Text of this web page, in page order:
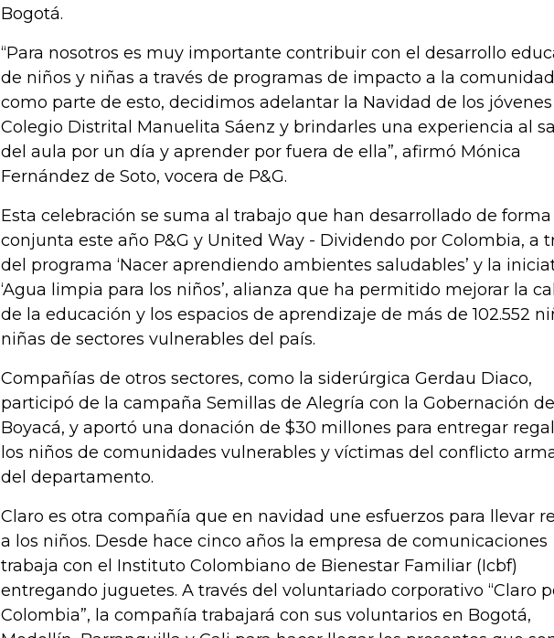
Bogotá.
“Para nosotros es muy importante contribuir con el desarrollo
de niños y niñas a través de programas de impacto a la
como parte de esto, decidimos adelantar la Navidad de los
Colegio Distrital Manuelita Sáenz y brindarles una experiencia al
del aula por un día y aprender por fuera de ella”, afirmó Mónica
Fernández de Soto, vocera de P&G.
Esta celebración se suma al trabajo que han desarrollado de forma
conjunta este año P&G y United Way - Dividendo por Colombia, a
del programa ‘Nacer aprendiendo ambientes saludables’ y la
‘Agua limpia para los niños’, alianza que ha permitido mejorar la
de la educación y los espacios de aprendizaje de más de 102.552
niñas de sectores vulnerables del país.
Compañías de otros sectores, como la siderúrgica Gerdau Diaco,
participó de la campaña Semillas de Alegría con la Gobernación de
Boyacá, y aportó una donación de $30 millones para entregar
los niños de comunidades vulnerables y víctimas del conflicto
del departamento.
Claro es otra compañía que en navidad une esfuerzos para llevar
a los niños. Desde hace cinco años la empresa de comunicaciones
trabaja con el Instituto Colombiano de Bienestar Familiar (Icbf)
entregando juguetes. A través del voluntariado corporativo “Claro
Colombia”, la compañía trabajará con sus voluntarios en Bogotá,